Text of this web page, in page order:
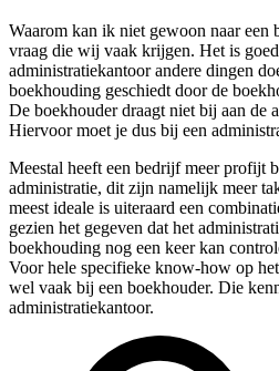
Waarom kan ik niet gewoon naar een
vraag die wij vaak krijgen. Het is
administratiekantoor andere dingen
boekhouding geschiedt door de
De boekhouder draagt niet bij aan de
Hiervoor moet je dus bij een
Meestal heeft een bedrijf meer profijt
administratie, dit zijn namelijk meer
meest ideale is uiteraard een
gezien het gegeven dat het
boekhouding nog een keer kan
Voor hele specifieke know-how op
wel vaak bij een boekhouder. Die
administratiekantoor.